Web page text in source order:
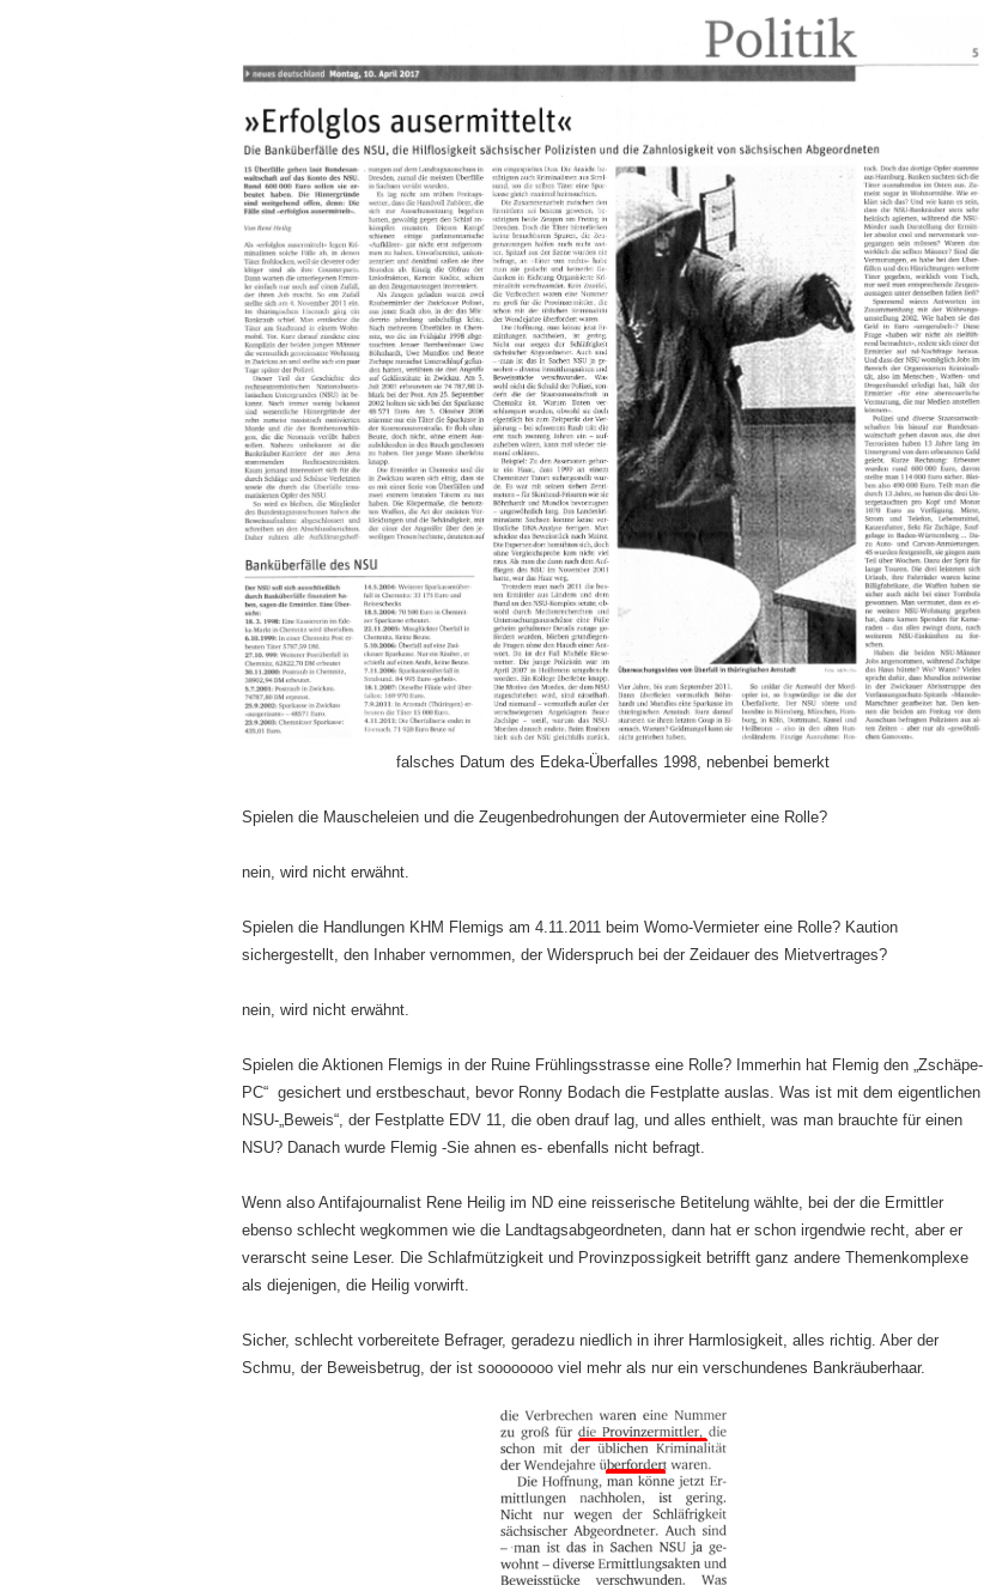
falsches Datum des Edeka-Überfalles 1998, nebenbei bemerkt
Spielen die Mauscheleien und die Zeugenbedrohungen der Autovermieter eine Rolle?
nein, wird nicht erwähnt.
Spielen die Handlungen KHM Flemigs am 4.11.2011 beim Womo-Vermieter eine Rolle? Kaution
sichergestellt, den Inhaber vernommen, der Widerspruch bei der Zeidauer des Mietvertrages?
nein, wird nicht erwähnt.
Spielen die Aktionen Flemigs in der Ruine Frühlingsstrasse eine Rolle? Immerhin hat Flemig den „Zschäpe-
PC“ gesichert und erstbeschaut, bevor Ronny Bodach die Festplatte auslas. Was ist mit dem eigentlichen
NSU-„Beweis“, der Festplatte EDV 11, die oben drauf lag, und alles enthielt, was man brauchte für einen
NSU? Danach wurde Flemig -Sie ahnen es- ebenfalls nicht befragt.
Wenn also Antifajournalist Rene Heilig im ND eine reisserische Betitelung wählte, bei der die Ermittler
ebenso schlecht wegkommen wie die Landtagsabgeordneten, dann hat er schon irgendwie recht, aber er
verarscht seine Leser. Die Schlafmützigkeit und Provinzpossigkeit betrifft ganz andere Themenkomplexe
als diejenigen, die Heilig vorwirft.
Sicher, schlecht vorbereitete Befrager, geradezu niedlich in ihrer Harmlosigkeit, alles richtig. Aber der
Schmu, der Beweisbetrug, der ist soooooooo viel mehr als nur ein verschundenes Bankräuberhaar.